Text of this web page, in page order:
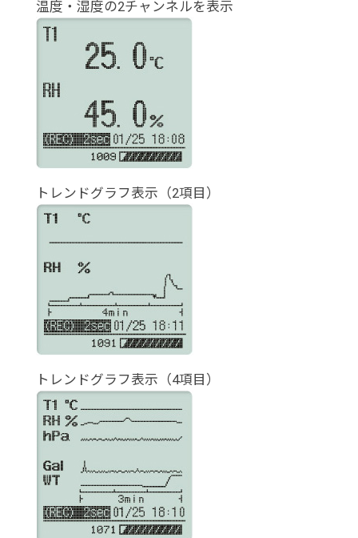
温度・湿度の2チャンネルを表示
トレンドグラフ表示（2項目）
トレンドグラフ表示（4項目）